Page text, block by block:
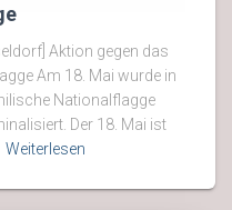
Aktion gegen das
Am 18. Mai wurde in
Nationalflagge
Der 18. Mai ist
Weiterlesen